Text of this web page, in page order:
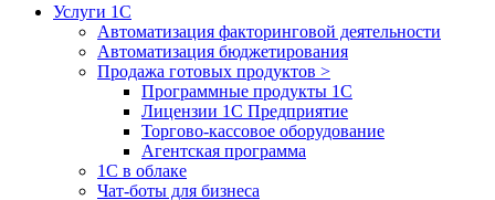
Услуги 1С
Автоматизация факторинговой деятельности
Автоматизация бюджетирования
Продажа готовых продуктов >
Программные продукты 1С
Лицензии 1С Предприятие
Торгово-кассовое оборудование
Агентская программа
1С в облаке
Чат-боты для бизнеса